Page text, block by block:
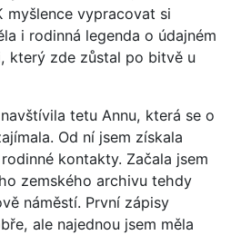
myšlence vypracovat si
i rodinná legenda o údajném
který zde zůstal po bitvě u
tetu Annu, která se o
Od ní jsem získala
kontakty. Začala jsem
zemského archivu tehdy
náměstí. První zápisy
ale najednou jsem měla